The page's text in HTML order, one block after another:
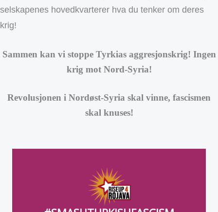
selskapenes hovedkvarterer hva du tenker om deres
krig!
Sammen kan vi stoppe Tyrkias aggresjonskrig! Ingen
krig mot Nord-Syria!
Revolusjonen i Nordøst-Syria skal vinne, fascismen
skal knuses!